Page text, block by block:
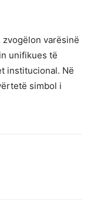
varësinë
unifikues të
institucional. Në
simbol i